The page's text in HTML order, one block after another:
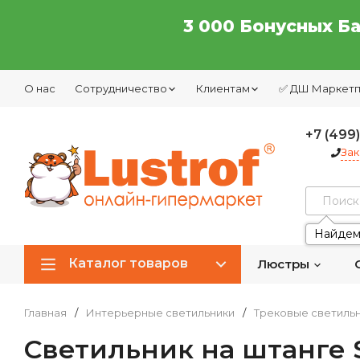
3 000 Бонусных
О нас Сотрудничество Клиентам ✅ ДШ
+7
Каталог товаров Люстры
Главная / Интерьерные светильники / Трековые
Светильник на штанге